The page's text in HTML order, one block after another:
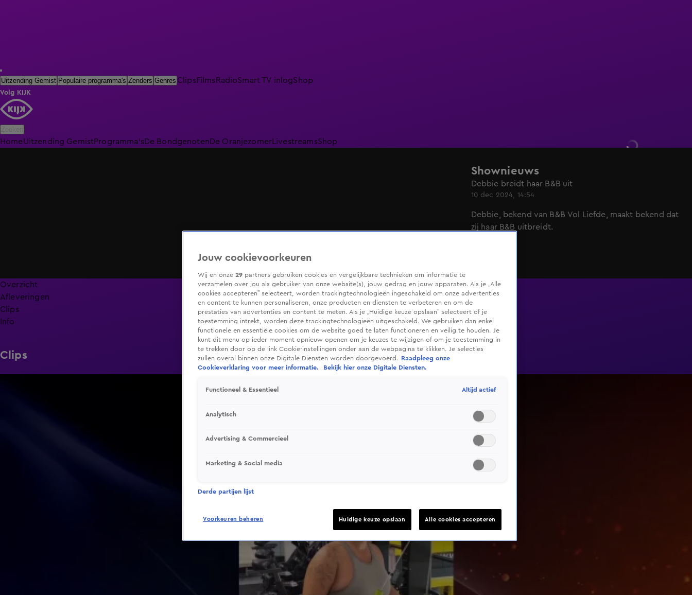
Uitzending Gemist Populaire programma's Zenders Genres ClipsFilmsRadioSmart TV inlogShop
Volg KIJK
HomeUitzending GemistProgramma'sDe BondgenotenDe Oranjezomer LivestreamsShop
Shownieuws
Debbie breidt haar B&B uit
10 dec 2024, 14:54
Debbie, bekend van B&B Vol Liefde, maakt bekend dat
zij haar B&B uitbreidt.
Overzicht
Afleveringen
Clips
Info
Clips
Jouw cookievoorkeuren
Wij en onze 29 partners gebruiken cookies en vergelijkbare technieken om informatie te
verzamelen over jou als gebruiker van onze website(s), jouw gedrag en jouw apparaten. Als je „Alle
cookies accepteren” selecteert, worden trackingtechnologieën ingeschakeld om onze advertenties
en content te kunnen personaliseren, onze producten en diensten te verbeteren en om de
prestaties van advertenties en content te meten. Als je „Huidige keuze opslaan” selecteert of je
toestemming intrekt, worden deze trackingtechnologieën uitgeschakeld. We gebruiken dan enkel
functionele en essentiële cookies om de website goed te laten functioneren en veilig te houden. Je
kunt dit menu op ieder moment opnieuw openen om je keuzes te wijzigen of om je toestemming in
te trekken door op de link Cookie-instellingen onder aan de webpagina te klikken. Je selecties
zullen overal binnen onze Digitale Diensten worden doorgevoerd.
Raadpleeg onze
Cookieverklaring voor meer informatie.
Bekijk hier onze Digitale Diensten.
Functioneel & Essentieel Altijd actief
Analytisch
Advertising & Commercieel
Marketing & Social media
Derde partijen lijst
Voorkeuren beheren Huidige keuze opslaan Alle cookies accepteren